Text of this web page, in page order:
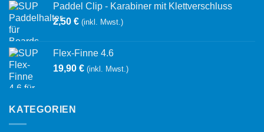
Paddel Clip - Karabiner mit Klettverschluss
2,50 € (inkl. Mwst.)
Flex-Finne 4.6
19,90 € (inkl. Mwst.)
KATEGORIEN